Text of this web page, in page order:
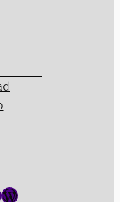
WordPress